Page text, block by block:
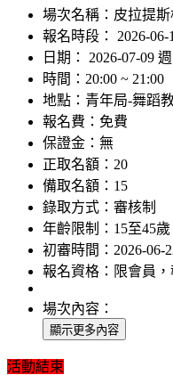
場次名稱： 皮拉提斯
報名時段：
2026-06-
日期：
2026-07-09
時間： 20:00 ~ 21:00
地點： 青年局-舞蹈
報名費： 免費
保證金： 無
正取名額： 20
備取名額： 15
錄取方式： 審核制
年齡限制： 15至45歲
初審時間： 2026-06-
報名資格： 限會員
場次內容：
活動結束